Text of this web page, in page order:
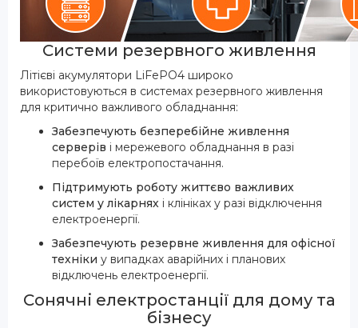
Системи резервного живлення
Літієві акумулятори LiFePO4 широко
використовуються в системах резервного живлення
для критично важливого обладнання:
Забезпечують безперебійне живлення
серверів і мережевого обладнання в разі
перебоїв електропостачання.
Підтримують роботу життєво важливих
систем у лікарнях і клініках у разі відключення
електроенергії.
Забезпечують резервне живлення для офісної
техніки у випадках аварійних і планових
відключень електроенергії.
Сонячні електростанції для дому та
бізнесу